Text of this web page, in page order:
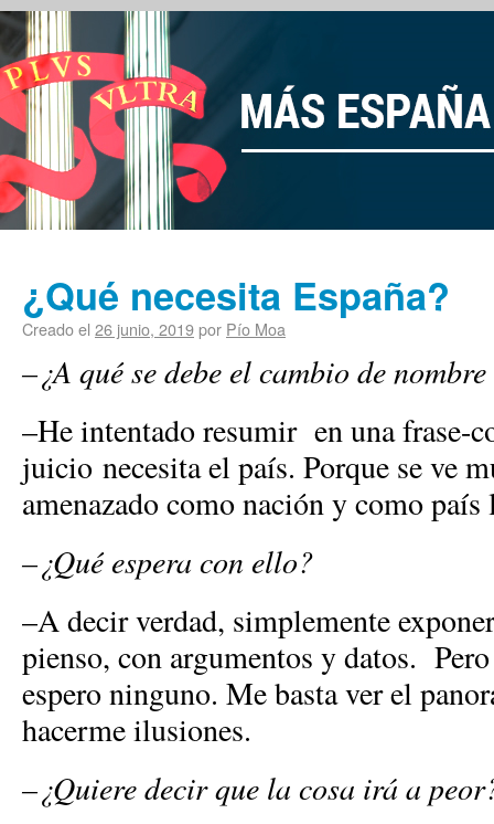
¿Qué necesita España?
Creado el 26 junio, 2019por Pío Moa
–¿A qué se debe el cambio de
–He intentado resumir en una frase-
juicio necesita el país. Porque se ve
amenazado como nación y como
–¿Qué espera con ello?
–A decir verdad, simplemente
pienso, con argumentos y datos.
espero ninguno. Me basta ver el
hacerme ilusiones.
–¿Quiere decir que la cosa irá a